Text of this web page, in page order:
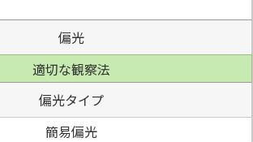
偏光
適切な観察法
偏光タイプ
簡易偏光